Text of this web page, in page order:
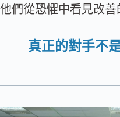
他們從恐懼中看見改善
真正的對手不